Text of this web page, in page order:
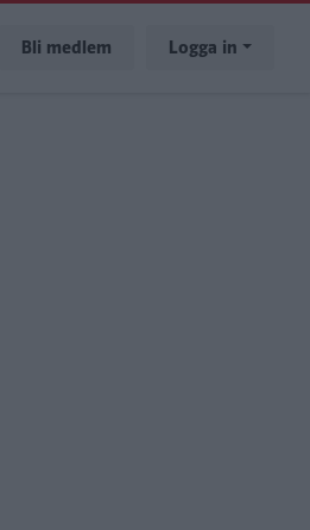
Bli medlem Logga in